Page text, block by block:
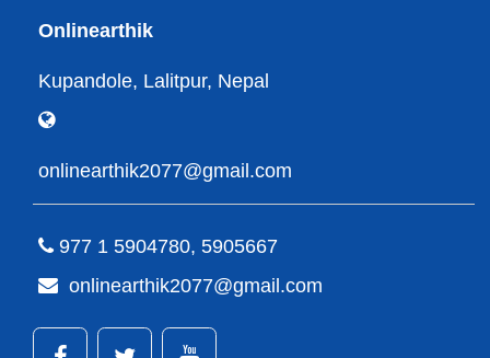
Onlinearthik
Kupandole, Lalitpur, Nepal
onlinearthik2077@gmail.com
977 1 5904780, 5905667
onlinearthik2077@gmail.com